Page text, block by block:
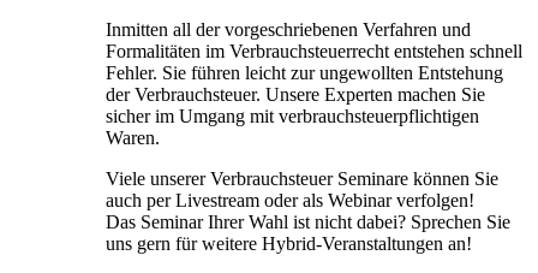
Inmitten all der vorgeschriebenen Verfahren und
Formalitäten im Verbrauchsteuerrecht entstehen schnell
Fehler. Sie führen leicht zur ungewollten Entstehung
der Verbrauchsteuer. Unsere Experten machen Sie
sicher im Umgang mit verbrauchsteuerpflichtigen
Waren.
Viele unserer Verbrauchsteuer Seminare können Sie
auch per Livestream oder als Webinar verfolgen!
Das Seminar Ihrer Wahl ist nicht dabei? Sprechen Sie
uns gern für weitere Hybrid-Veranstaltungen an!